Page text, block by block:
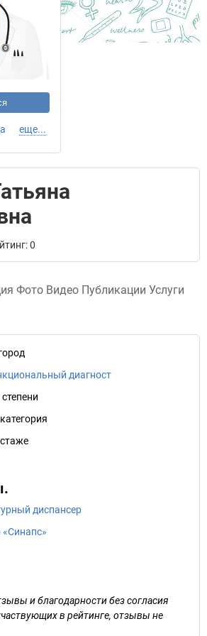
еще...
0
Фото Видео Публикации Услуги
диагност
степени
диспансер
и благодарности без согласия
в рейтинге, отзывы не